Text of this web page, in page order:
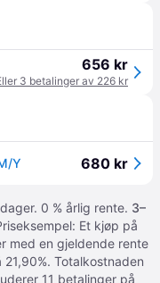
656 kr
3 betalinger av 226 kr
Y 680 kr
0 % årlig rente. 3–
Et kjøp på
med en gjeldende rente
Totalkostnaden
11 betalinger på